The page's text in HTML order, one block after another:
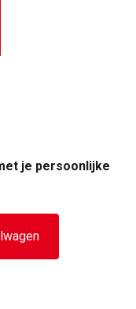
je persoonlijke